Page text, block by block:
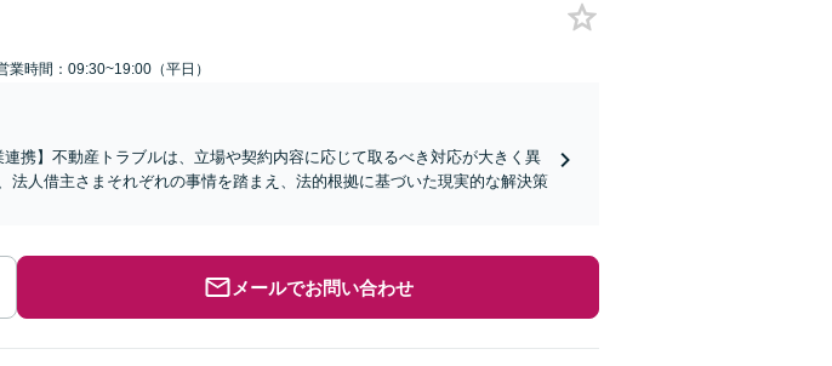
業時間：09:30~19:00（平日）
連携】不動産トラブルは、立場や契約内容に応じて取るべき対応が大きく異
法人借主さまそれぞれの事情を踏まえ、法的根拠に基づいた現実的な解決策
メールでお問い合わせ